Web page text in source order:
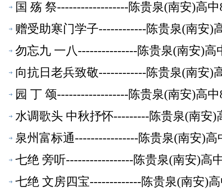
国 殇 祭------------------陈贵泉(南安)高
赠受助寒门学子------------陈贵泉(南安)
勿忘九 一八---------------陈贵泉(南安)高
向抗日老兵致敬------------陈贵泉(南安)
园 丁 颂------------------陈贵泉(南安)高
水调歌头 中秋抒怀---------陈贵泉(南安)
泉州富标通----------------陈贵泉(南安)高
七绝 旁听-----------------陈贵泉(南安)高
七绝 文房四宝-------------陈贵泉(南安)